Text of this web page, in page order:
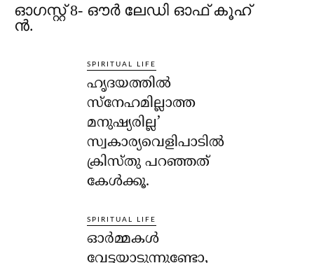
ഓഗസ്റ്റ് 8- ഔര്‍ ലേഡി ഓഫ് കൂഹ്
ന്‍.
SPIRITUAL LIFE
ഹൃദയത്തില്‍
സ്‌നേഹമില്ലാത്ത
മനുഷ്യരില്ല’
സ്വകാര്യവെളിപാടില്‍
ക്രിസ്തു പറഞ്ഞത്
കേള്‍ക്കൂ.
SPIRITUAL LIFE
ഓര്‍മ്മകള്‍
വേട്ടയാടുന്നുണ്ടോ,